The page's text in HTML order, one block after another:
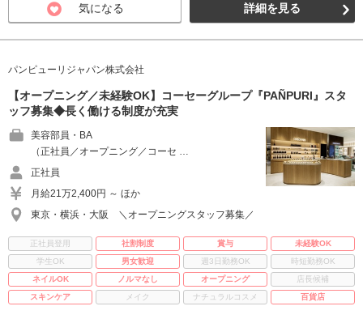
気になる 詳細を見る
パンピューリジャパン株式会社
【オープニング／未経験OK】コーセーグループ『PAÑPURI』スタ
ッフ募集◆長く働ける制度が充実
美容部員・BA
（正社員／オープニング／コーセ …
正社員
月給21万2,400円 ～ ほか
東京・横浜・大阪 ＼オープニングスタッフ募集／
正社員登用 社割制度 賞与
未経験OK
学生OK
男女歓迎 週3日勤務OK
時短勤務OK
ネイルOK
ノルマなし オープニング
店長候補
スキンケア
メイク ナチュラルコスメ 百貨店